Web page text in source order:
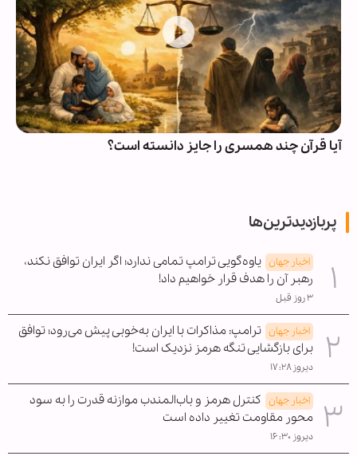
آیا قرآن چند همسری را جایز دانسته است؟
پربازدیدترین‌ها
اخبار جهان یاوه‌گویی ترامپ تمامی ندارد؛ اگر ایران توافق نکند،
رهبر آن را هدف قرار خواهیم داد!
۳ روز قبل
اخبار جهان ترامپ: مذاکرات با ایران به‌خوبی پیش می‌رود؛ توافق
برای بازگشایی تنگه هرمز نزدیک است!
دیروز ۱۷:۲۸
اخبار جهان کنترل هرمز و باب‌المندب موازنه قدرت را به سود
محور مقاومت تغییر داده است
دیروز ۱۶:۳۰